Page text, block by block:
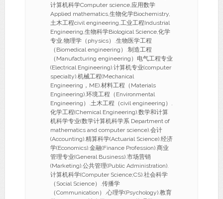
计算机科学Computer science,应用数学
Applied mathematics,生物化学Biochemistry,
土木工程civil engineering,工业工程Industrial
Engineering,生物科学Biological Science,化学
专业,物理学（physics）.生物医学工程
（Biomedical engineering）.制造工程
（Manufacturing engineering）电气工程专业
(Electrical Engineering).计算机专业(computer
specialty).机械工程(Mechanical
Engineering，ME).材料工程（Materials
Engineering).环境工程（Environmental
Engineering）.土木工程（civil engineering）.
化学工程(Chemical Engineering).数学和计算
机科学专业(数学计算机科学系 Department of
mathematics and computer science).会计
(Accounting).精算科学(Actuarial Science).经济
学(Economics).金融(Finance Profession).商业
管理专业(General Business).市场营销
(Marketing).公共管理(Public Administration).
计算机科学(Computer Science;CS).社会科学
（Social Science）.传播学
（Communication）.心理学(Psychology).教育